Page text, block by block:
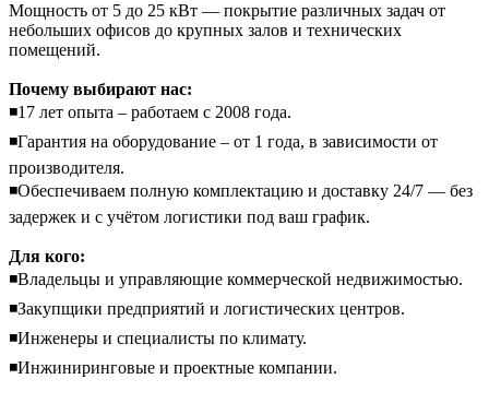
Мощность от 5 до 25 кВт — покрытие различных задач от
небольших офисов до крупных залов и технических
помещений.
Почему выбирают нас:
◾17 лет опыта – работаем с 2008 года.
◾Гарантия на оборудование – от 1 года, в зависимости от
производителя.
◾Обеспечиваем полную комплектацию и доставку 24/7 — без
задержек и с учётом логистики под ваш график.
Для кого:
◾Владельцы и управляющие коммерческой недвижимостью.
◾Закупщики предприятий и логистических центров.
◾Инженеры и специалисты по климату.
◾Инжиниринговые и проектные компании.